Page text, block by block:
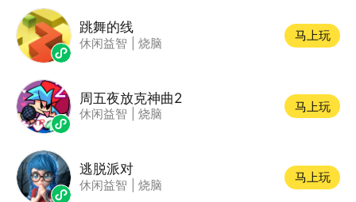
跳舞的线
休闲益智 烧脑
马上玩
周五夜放克神曲2
休闲益智 烧脑
马上玩
逃脱派对
休闲益智 烧脑
马上玩